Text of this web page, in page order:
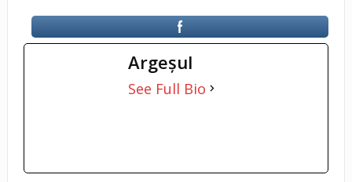
Argeşul
See Full Bio